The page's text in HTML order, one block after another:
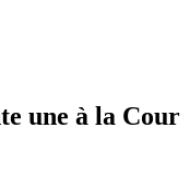
une à la Cour